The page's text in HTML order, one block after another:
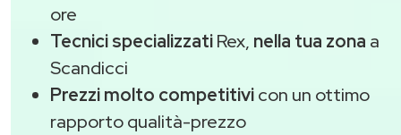
ore
Tecnici specializzatiRex, nella tua zona a
Scandicci
Prezzi molto competitivicon un ottimo
rapporto qualità-prezzo